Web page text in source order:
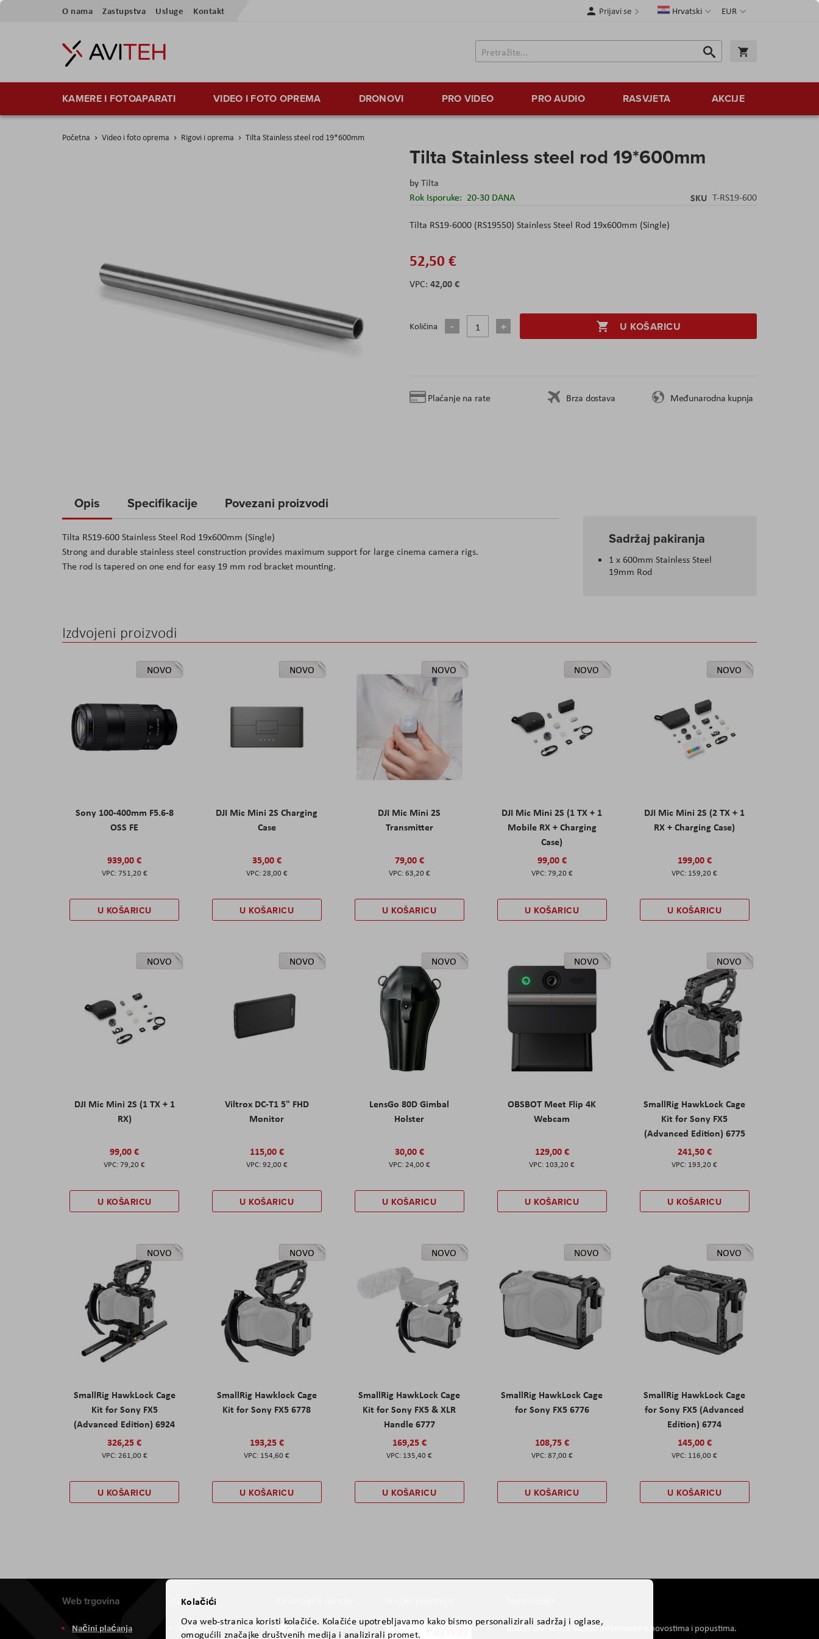
Preskoči
sadržaj
Valuta
EUR
JezikHrvatski
O nama Zastupstva Usluge Kontakt Prijavi se
Traži
Traži
KAMERE I FOTOAPARATI VIDEO I FOTO OPREMA DRONOVI PRO VIDEO PRO AUDIO RASVJETA AKCIJE
Početna Video i foto oprema Rigovi i oprema Tilta Stainless steel rod 19*600mm
Tilta Stainless steel rod 19*600mm
byTilta
Rok Isporuke: 20-30 DANA SKU T-RS19-600
Tilta RS19-6000 (RS19550) Stainless Steel Rod 19x600mm (Single)
52,50 €
42,00 €
Količina U KOŠARICU
Plaćanje na rate Brza dostava Međunarodna kupnja
the
of
the
images
Sadržaj pakiranja
1 x 600mm Stainless Steel
19mm Rod
Opis
Tilta RS19-600 Stainless Steel Rod 19x600mm (Single)
Strong and durable stainless steel construction provides maximum support for large cinema camera rigs.
The rod is tapered on one end for easy 19 mm rod bracket mounting.
Specifikacije Povezani proizvodi
Izdvojeni proizvodi
NOVO
Sony 100-400mm F5.6-8
OSS FE
939,00 €
751,20 €
U KOŠARICU
NOVO
DJI Mic Mini 2S Charging
Case
35,00 €
28,00 €
U KOŠARICU
NOVO
DJI Mic Mini 2S
Transmitter
79,00 €
63,20 €
U KOŠARICU
NOVO
DJI Mic Mini 2S (1 TX + 1
Mobile RX + Charging
Case)
99,00 €
79,20 €
U KOŠARICU
NOVO
DJI Mic Mini 2S (2 TX + 1
RX + Charging Case)
199,00 €
159,20 €
U KOŠARICU
NOVO
DJI Mic Mini 2S (1 TX + 1
RX)
99,00 €
79,20 €
U KOŠARICU
NOVO
Viltrox DC-T1 5" FHD
Monitor
115,00 €
92,00 €
U KOŠARICU
NOVO
LensGo 80D Gimbal
Holster
30,00 €
24,00 €
U KOŠARICU
NOVO
OBSBOT Meet Flip 4K
Webcam
129,00 €
103,20 €
U KOŠARICU
NOVO
SmallRig HawkLock Cage
Kit for Sony FX5
(Advanced Edition) 6775
241,50 €
193,20 €
U KOŠARICU
NOVO
SmallRig HawkLock Cage
Kit for Sony FX5
(Advanced Edition) 6924
326,25 €
261,00 €
U KOŠARICU
NOVO
SmallRig Hawklock Cage
Kit for Sony FX5 6778
193,25 €
154,60 €
U KOŠARICU
NOVO
SmallRig HawkLock Cage
Kit for Sony FX5 & XLR
Handle 6777
169,25 €
135,40 €
U KOŠARICU
NOVO
SmallRig HawkLock Cage
for Sony FX5 6776
108,75 €
87,00 €
U KOŠARICU
NOVO
SmallRig HawkLock Cage
for Sony FX5 (Advanced
Edition) 6774
145,00 €
116,00 €
U KOŠARICU
Budite prvi koji će saznati informacije o novostima i popustima.
Web trgovina
Načini plaćanja
Aviteh
O nama
Kolačići
Ova web-stranica koristi kolačiće. Kolačiće upotrebljavamo kako bismo personalizirali sadržaj i oglase,
omogućili značajke društvenih medija i analizirali promet.